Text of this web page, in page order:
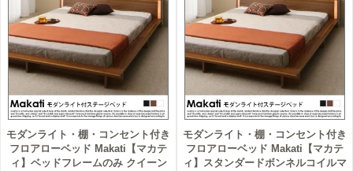
モダンライト・棚・コンセント付き
フロアローベッド Makati【マカテ
ィ】ベッドフレームのみ クイーン
モダンライト・棚・コンセント付き
フロアローベッド Makati【マカテ
ィ】スタンダードボンネルコイルマ